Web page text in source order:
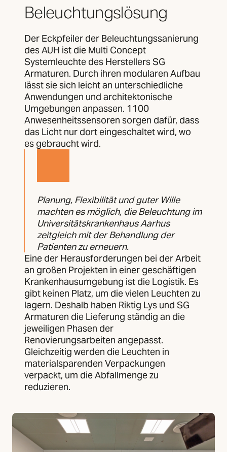
Beleuchtungslösung
Der Eckpfeiler der Beleuchtungssanierung
des AUH ist die Multi Concept
Systemleuchte des Herstellers SG
Armaturen. Durch ihren modularen Aufbau
lässt sie sich leicht an unterschiedliche
Anwendungen und architektonische
Umgebungen anpassen. 1100
Anwesenheitssensoren sorgen dafür, dass
das Licht nur dort eingeschaltet wird, wo
es gebraucht wird.
Planung, Flexibilität und guter Wille
machten es möglich, die Beleuchtung im
Universitätskrankenhaus Aarhus
zeitgleich mit der Behandlung der
Patienten zu erneuern.
Eine der Herausforderungen bei der Arbeit
an großen Projekten in einer geschäftigen
Krankenhausumgebung ist die Logistik. Es
gibt keinen Platz, um die vielen Leuchten zu
lagern. Deshalb haben Riktig Lys und SG
Armaturen die Lieferung ständig an die
jeweiligen Phasen der
Renovierungsarbeiten angepasst.
Gleichzeitig werden die Leuchten in
materialsparenden Verpackungen
verpackt, um die Abfallmenge zu
reduzieren.